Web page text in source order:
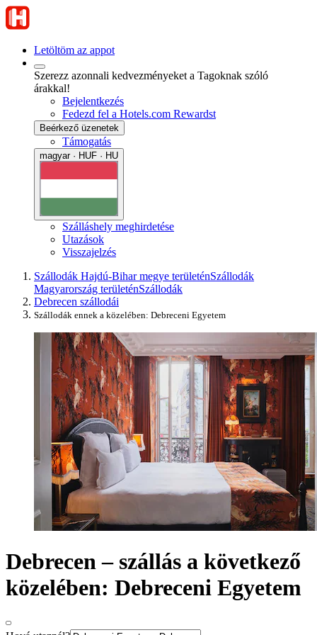
Letöltöm az appot
Szerezz azonnali kedvezményeket a Tagoknak szóló
árakkal!
Bejelentkezés
Fedezd fel a Hotels.com Rewardst
Beérkező üzenetek
Támogatás
magyar · HUF · HU
Szálláshely meghirdetése
Utazások
Visszajelzés
Szállodák Hajdú-Bihar megye területénSzállodák
Magyarország területénSzállodák
Debrecen szállodái
Szállodák ennek a közelében: Debreceni Egyetem
Debrecen – szállás a következő
közelében: Debreceni Egyetem